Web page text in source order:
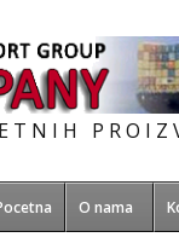
O nama